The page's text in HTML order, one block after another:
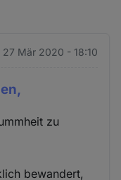
27 Mär 2020 - 18:10
zu
bewandert,